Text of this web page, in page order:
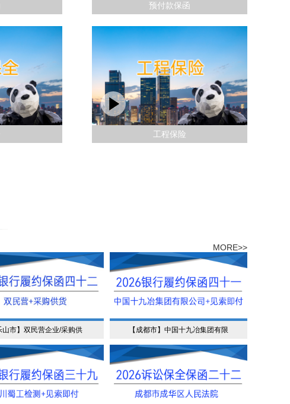
预付款保函
工程保险
MORE>>
山市】双民营企业/采购供 【成都市】中国十九冶集团有限